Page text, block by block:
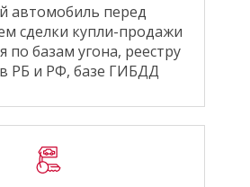
автомобиль перед
сделки купли-продажи
по базам угона, реестру
РБ и РФ, базе ГИБДД